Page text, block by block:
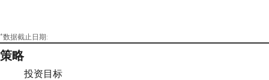
*数据截止日期:
策略
投资目标